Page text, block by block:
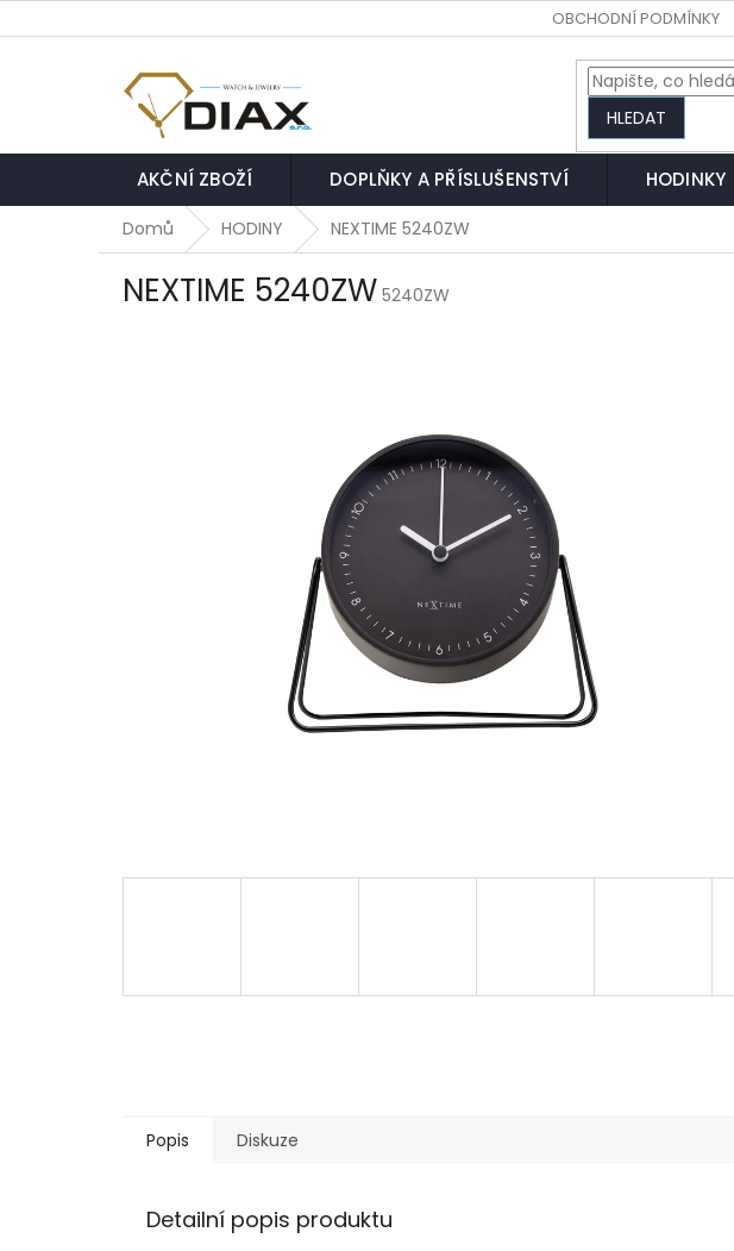
na
OBCHODNÍ PODMÍNKY
HLEDAT
AKČNÍ ZBOŽÍ DOPLŇKY A PŘÍSLUŠENSTVÍ HODINKY
Domů HODINY NEXTIME 5240ZW
NEXTIME 5240ZW 5240ZW
Popis Diskuze
Detailní popis produktu